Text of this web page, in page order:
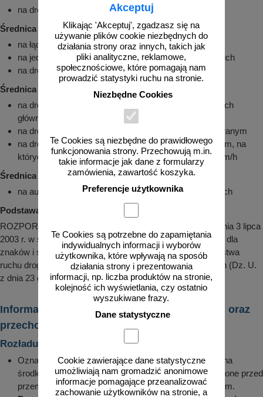
Akceptuj
Klikając 'Akceptuj', zgadzasz się na
używanie plików cookie niezbędnych do
działania strony oraz innych, takich jak
pliki analityczne, reklamowe,
społecznościowe, które pomagają nam
prowadzić statystyki ruchu na stronie.
Niezbędne Cookies
Te Cookies są niezbędne do prawidłowego
funkcjonowania strony. Przechowują m.in.
takie informacje jak dane z formularzy
zamówienia, zawartość koszyka.
Preferencje użytkownika
Te Cookies są potrzebne do zapamiętania
indywidualnych informacji i wyborów
użytkownika, które wpływają na sposób
działania strony i prezentowania
informacji, np. liczba produktów na stronie,
kolejność ich wyświetlania, czy ostatnio
wyszukiwane frazy.
Dane statystyczne
Cookie zawierające dane statystyczne
umożliwiają nam gromadzić anonimowe
informacje pomagające przeanalizować
zachowanie użytkowników na stronie, a
na drogach gminnych
Średnica 80cm:
na łącznicach autostrad i dróg ekspresowych
na jedniojezdniowych drogach krajowych i wojewódzkich
na drogach powiatowych
Średnica 90cm:
na drogach ekspresowych, umieszczane przy jezdniach
głównych
na drogach dwujezdniowych poza obszarem zabudowanym
na drogach dwujezdniowych w obszarze zabudowanym, na
których dopuszczalna prędkość jest większa niż 60 km/h
Średnica 100cm:
na autostradach, umieszczane przy jezdniach głównych
Podstawa prawna:
ROZPORZĄDZENIE MINISTRA INFRASTRUKTURY z dnia 3 lipca
2003 r. w sprawie szczegółowych warunków technicznych dla
znaków i sygnałów drogowych oraz urządzeń bezpieczeństwa
ruchu drogowego i warunków ich umieszczania na drogach (Dz. U.
z dnia 23 grudnia 2003 r.)
Informacje dotyczące transportu, rozładunku oraz
przechowywania znaków drogowych
Rozładunek i montaż
Oznakowanie zamówione przez klienta jest układane na
środkach transportu w określonej pozycji i zabezpieczone przed
przemieszczeniem, ocieraniem o siebie i uszkodzeniem.